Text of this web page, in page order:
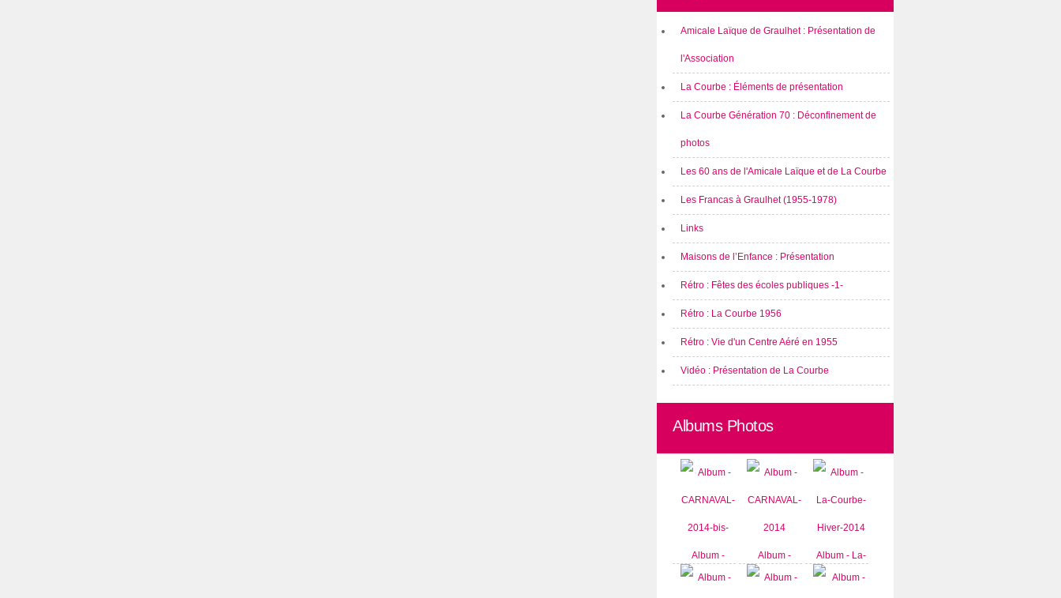
Amicale Laïque de Graulhet : Présentation de
l'Association
La Courbe : Éléments de présentation
La Courbe Génération 70 : Déconfinement de
photos
Les 60 ans de l'Amicale Laïque et de La Courbe
Les Francas à Graulhet (1955-1978)
Links
Maisons de l’Enfance : Présentation
Rétro : Fêtes des écoles publiques -1-
Rétro : La Courbe 1956
Rétro : Vie d'un Centre Aéré en 1955
Vidéo : Présentation de La Courbe
Albums Photos
Album -
CARNAVAL-
Album -
CARNAVAL-
Album - La-
Courbe-